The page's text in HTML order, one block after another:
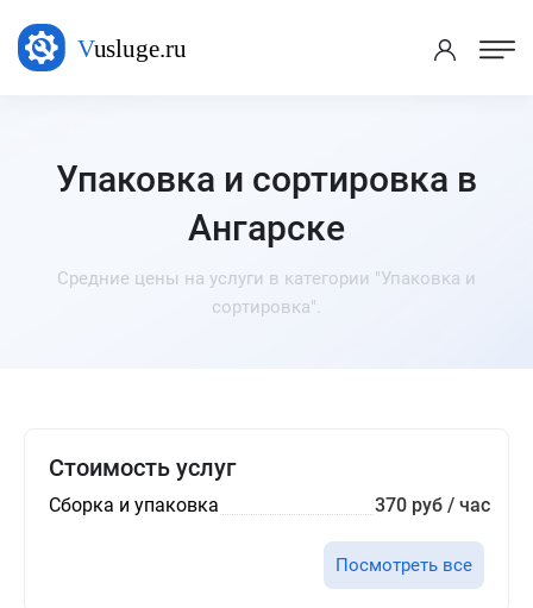
Упаковка и сортировка в
Ангарске
Средние цены на услуги в категории "Упаковка и
сортировка".
Стоимость услуг
Сборка и упаковка 370 руб / час
Посмотреть все